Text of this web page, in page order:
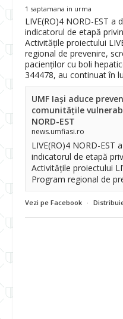
1 saptamana in urma
LIVE(RO)4 NORD-EST
indicatorul de etapă
Activitățile proiectului
regional de prevenire,
pacienților cu boli
344478, au continuat în
UMF Iași aduce
comunitățile
NORD-EST
news.umfiasi.ro
LIVE(RO)4 NORD-EST
indicatorul de etapă
Activitățile proiectului
Program regional de
Vezi pe Facebook ·